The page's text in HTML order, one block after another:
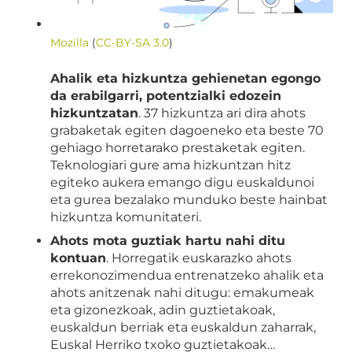
Mozilla (CC-BY-SA 3.0)
Ahalik eta hizkuntza gehienetan egongo
da erabilgarri, potentzialki edozein
hizkuntzatan. 37 hizkuntza ari dira ahots
grabaketak egiten dagoeneko eta beste 70
gehiago horretarako prestaketak egiten.
Teknologiari gure ama hizkuntzan hitz
egiteko aukera emango digu euskaldunoi
eta gurea bezalako munduko beste hainbat
hizkuntza komunitateri.
Ahots mota guztiak hartu nahi ditu
kontuan. Horregatik euskarazko ahots
errekonozimendua entrenatzeko ahalik eta
ahots anitzenak nahi ditugu: emakumeak
eta gizonezkoak, adin guztietakoak,
euskaldun berriak eta euskaldun zaharrak,
Euskal Herriko txoko guztietakoak…